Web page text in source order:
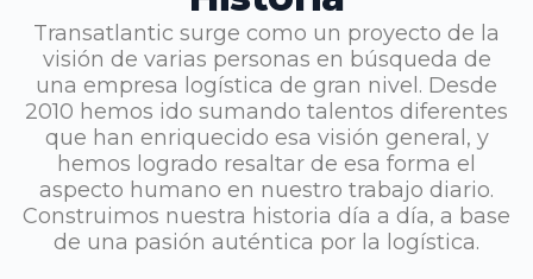
Transatlantic surge como un proyecto de la
visión de varias personas en búsqueda de
una empresa logística de gran nivel. Desde
2010 hemos ido sumando talentos diferentes
que han enriquecido esa visión general, y
hemos logrado resaltar de esa forma el
aspecto humano en nuestro trabajo diario.
Construimos nuestra historia día a día, a base
de una pasión auténtica por la logística.